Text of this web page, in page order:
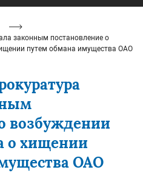
законным постановление о
путем обмана имущества ОАО
возбуждении
о хищении
ОАО